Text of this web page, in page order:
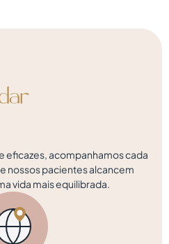
eficazes, acompanhamos cada
nossos pacientes alcancem
vida mais equilibrada.